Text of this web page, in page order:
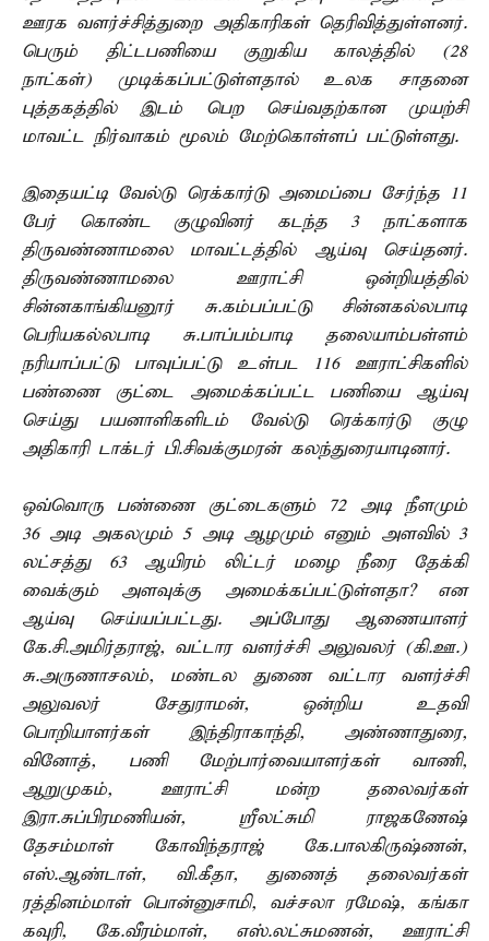
ஊரக வளர்ச்சித்துறை அதிகாரிகள் தெரிவித்துள்ளனர்.
பெரும் திட்டபணியை குறுகிய காலத்தில் (28
நாட்கள்) முடிக்கப்பட்டுள்ளதால் உலக சாதனை
புத்தகத்தில் இடம் பெற செய்வதற்கான முயற்சி
மாவட்ட நிர்வாகம் மூலம் மேற்கொள்ளப் பட்டுள்ளது.
இதையட்டி வேல்டு ரெக்கார்டு அமைப்பை சேர்ந்த 11
பேர் கொண்ட குழுவினர் கடந்த 3 நாட்களாக
திருவண்ணாமலை மாவட்டத்தில் ஆய்வு செய்தனர்.
திருவண்ணாமலை ஊராட்சி ஒன்றியத்தில்
சின்னகாங்கியனூர் சு.கம்பப்பட்டு சின்னகல்லபாடி
பெரியகல்லபாடி சு.பாப்பம்பாடி தலையாம்பள்ளம்
நரியாப்பட்டு பாவுப்பட்டு உள்பட 116 ஊராட்சிகளில்
பண்ணை குட்டை அமைக்கப்பட்ட பணியை ஆய்வு
செய்து பயனாளிகளிடம் வேல்டு ரெக்கார்டு குழு
அதிகாரி டாக்டர் பி.சிவக்குமரன் கலந்துரையாடினார்.
ஒவ்வொரு பண்ணை குட்டைகளும் 72 அடி நீளமும்
36 அடி அகலமும் 5 அடி ஆழமும் எனும் அளவில் 3
லட்சத்து 63 ஆயிரம் லிட்டர் மழை நீரை தேக்கி
வைக்கும் அளவுக்கு அமைக்கப்பட்டுள்ளதா? என
ஆய்வு செய்யப்பட்டது. அப்போது ஆணையாளர்
கே.சி.அமிர்தராஜ், வட்டார வளர்ச்சி அலுவலர் (கி.ஊ.)
சு.அருணாசலம், மண்டல துணை வட்டார வளர்ச்சி
அலுவலர் சேதுராமன், ஒன்றிய உதவி
பொறியாளர்கள் இந்திராகாந்தி, அண்ணாதுரை,
வினோத், பணி மேற்பார்வையாளர்கள் வாணி,
ஆறுமுகம், ஊராட்சி மன்ற தலைவர்கள்
இரா.சுப்பிரமணியன், ஸ்ரீலட்சுமி ராஜகணேஷ்
தேசம்மாள் கோவிந்தராஜ் கே.பாலகிருஷ்ணன்,
எஸ்.ஆண்டாள், வி.கீதா, துணைத் தலைவர்கள்
ரத்தினம்மாள் பொன்னுசாமி, வச்சலா ரமேஷ், கங்கா
கவுரி, கே.வீரம்மாள், எஸ்.லட்சுமணன், ஊராட்சி